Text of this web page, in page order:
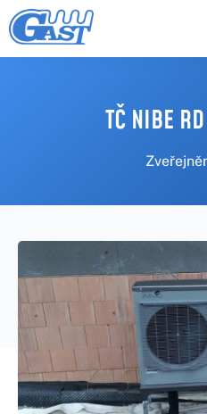
TČ NIBE